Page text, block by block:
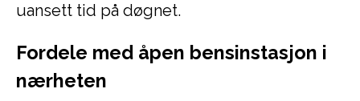
uansett tid på døgnet.
Fordele med åpen bensinstasjon i
nærheten